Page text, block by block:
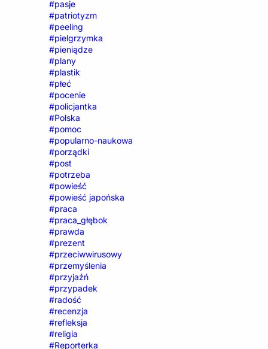
#pasje
#patriotyzm
#peeling
#pielgrzymka
#pieniądze
#plany
#plastik
#płeć
#pocenie
#policjantka
#Polska
#pomoc
#popularno-naukowa
#porządki
#post
#potrzeba
#powieść
#powieść japońska
#praca
#praca_głębok
#prawda
#prezent
#przeciwwirusowy
#przemyślenia
#przyjaźń
#przypadek
#radość
#recenzja
#refleksja
#religia
#Reporterka